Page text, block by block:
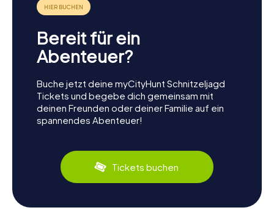
Bereit für ein
Abenteuer?
Buche jetzt deine myCityHunt Schnitzeljagd
Tickets und begebe dich gemeinsam mit
deinen Freunden oder deiner Familie auf ein
spannendes Abenteuer!
Tickets buchen